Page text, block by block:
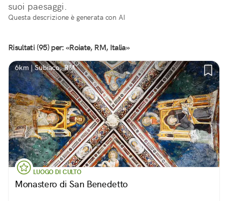
suoi paesaggi.
Questa descrizione è generata con AI
Risultati (95) per: «Roiate, RM, Italia»
6km | Subiaco, RM
LUOGO DI CULTO
Monastero di San Benedetto